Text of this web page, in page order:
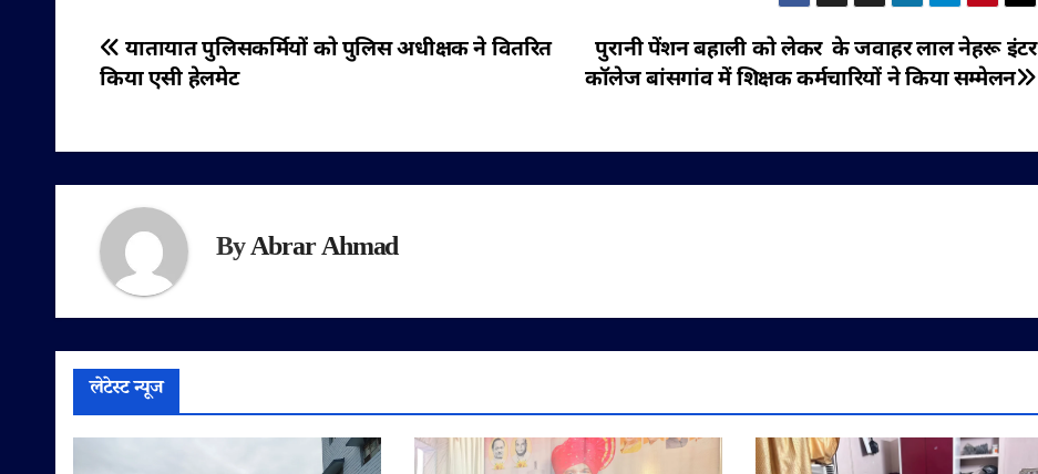
पोस्ट
नेविगेशन
पुरानी पेंशन बहाली को लेकर के जवाहर लाल नेहरू इंटर
कॉलेज बांसगांव में शिक्षक कर्मचारियों ने किया सम्मेलन
यातायात पुलिसकर्मियों को पुलिस अधीक्षक ने वितरित
किया एसी हेलमेट
ByAbrar Ahmad
लेटेस्ट न्यूज